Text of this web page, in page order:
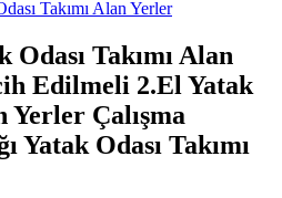
Takımı Alan
Edilmeli 2.El Yatak
Yerler Çalışma
Yatak Odası Takımı